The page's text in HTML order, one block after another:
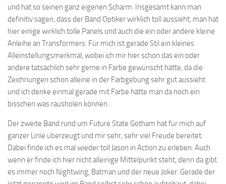
und hat so seinen ganz eigenen Scharm. Insgesamt kann man
definitiv sagen, dass der Band Optiker wirklich toll aussieht, man hat
hier einige wirklich tolle Panels und auch die ein oder andere kleine
Anleihe an Transformers. Für mich ist gerade Stil ein kleines
Alleinstellungsmerkmal, wobei ich mir hier schon das ein oder
andere tatsächlich sehr gerne in Farbe gewünscht hätte, da die
Zeichnungen schon alleine in der Farbgebung sehr gut aussieht
und ich denke einmal gerade mit Farbe hätte man da noch ein
bisschen was rausholen können.
Der zweite Band rund um Future State Gotham hat für mich auf
ganzer Linie überzeugt und mir sehr, sehr viel Freude bereitet.
Dabei finde ich es mal wieder toll Jason in Action zu erleben. Auch
wenn er finde ich hier nicht alleinige Mittelpunkt steht, denn da gibt
es immer noch Nightwing, Batman und der neue Joker. Gerade der